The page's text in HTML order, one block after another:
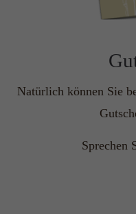
Natürlich können Sie
Sprechen